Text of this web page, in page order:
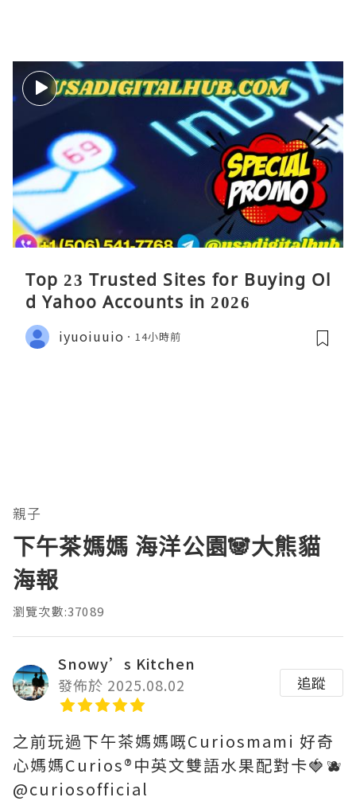
Top 23 Trusted Sites for Buying Ol
d Yahoo Accounts in 2026
iyuoiuuio 14小時前
親子
下午茶媽媽 海洋公園🐼大熊貓
海報
瀏覽次數:37089
Snowy’s Kitchen
發佈於 2025.08.02
追蹤
之前玩過下午茶媽媽嘅Curiosmami 好奇
心媽媽Curios®️中英文雙語水果配對卡🍓🫐
@curiosofficial